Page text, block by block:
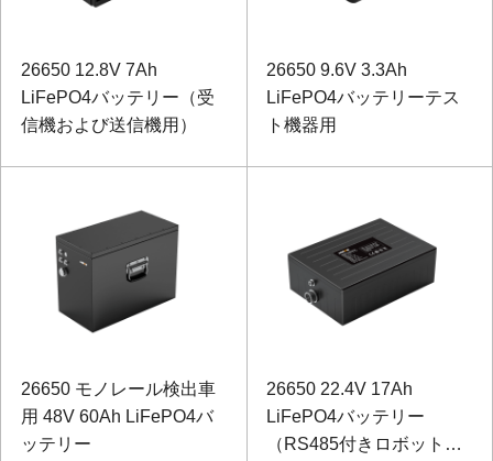
26650 12.8V 7Ah
LiFePO4バッテリー（受
信機および送信機用）
26650 9.6V 3.3Ah
LiFePO4バッテリーテス
ト機器用
26650 モノレール検出車
用 48V 60Ah LiFePO4バ
ッテリー
26650 22.4V 17Ah
LiFePO4バッテリー
（RS485付きロボット